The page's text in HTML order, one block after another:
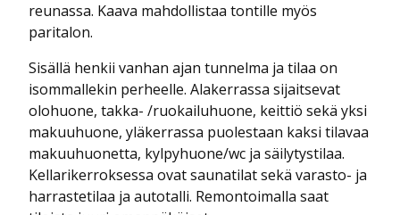
reunassa. Kaava mahdollistaa tontille myös
paritalon.
Sisällä henkii vanhan ajan tunnelma ja tilaa on
isommallekin perheelle. Alakerrassa sijaitsevat
olohuone, takka- /ruokailuhuone, keittiö sekä yksi
makuuhuone, yläkerrassa puolestaan kaksi tilavaa
makuuhuonetta, kylpyhuone/wc ja säilytystilaa.
Kellarikerroksessa ovat saunatilat sekä varasto- ja
harrastetilaa ja autotalli. Remontoimalla saat